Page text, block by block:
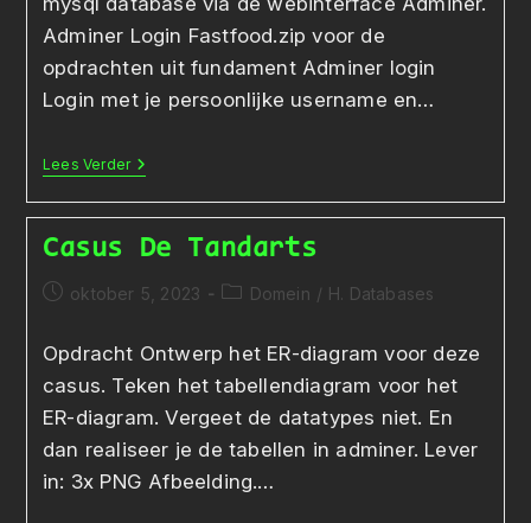
Adminer Login Fastfood.zip voor de
opdrachten uit fundament Adminer login
Login met je persoonlijke username en…
Lees VerderToegang
Tot
Adminer
Casus De Tandarts
Bericht
op:
oktober 5, 2023 Berichtcategorie:
Domein / H. Databases
Opdracht Ontwerp het ER-diagram voor deze
casus. Teken het tabellendiagram voor het
ER-diagram. Vergeet de datatypes niet. En
dan realiseer je de tabellen in adminer. Lever
in: 3x PNG Afbeelding.…